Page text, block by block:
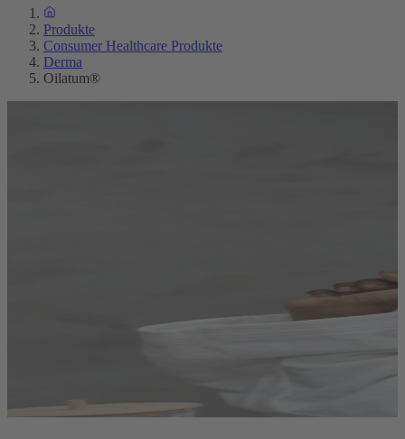
Produkte
Consumer Healthcare Produkte
Derma
Oilatum®